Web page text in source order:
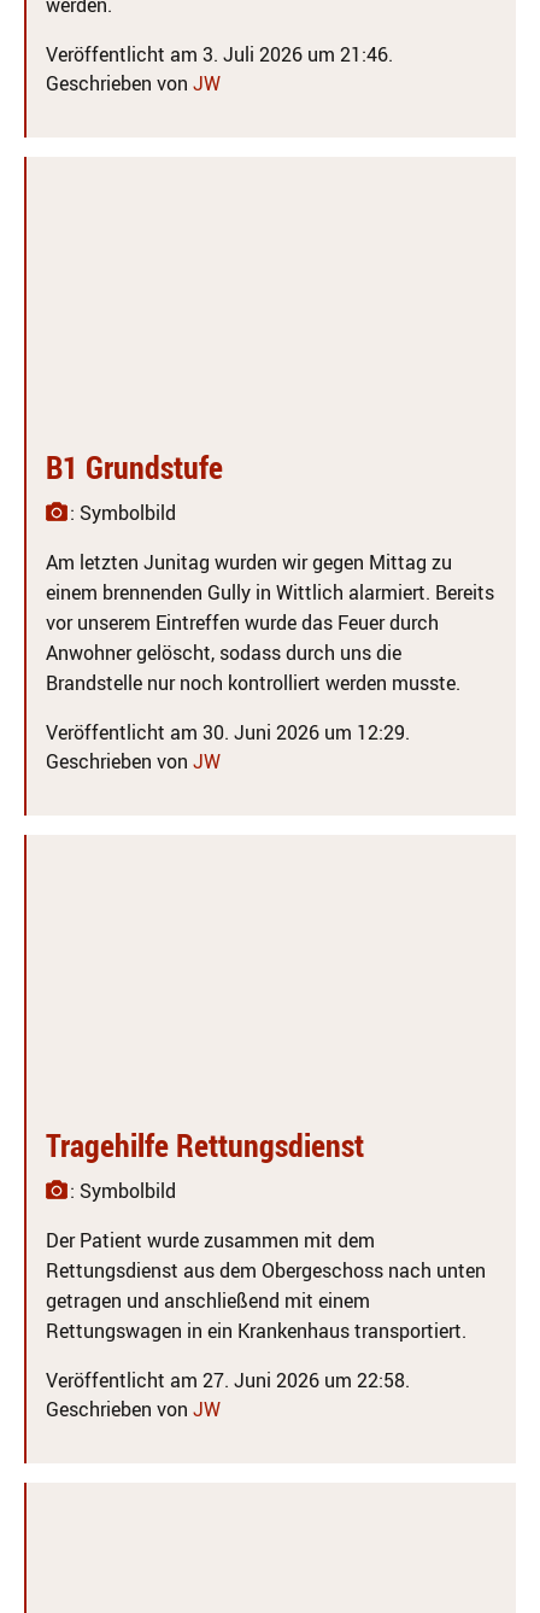
Veröffentlicht am 3. Juli 2026 um 21:46.
Geschrieben von JW
B1 Grundstufe
: Symbolbild
Am letzten Junitag wurden wir gegen Mittag zu
einem brennenden Gully in Wittlich alarmiert. Bereits
vor unserem Eintreffen wurde das Feuer durch
Anwohner gelöscht, sodass durch uns die
Brandstelle nur noch kontrolliert werden musste.
Veröffentlicht am 30. Juni 2026 um 12:29.
Geschrieben von JW
Tragehilfe Rettungsdienst
: Symbolbild
Der Patient wurde zusammen mit dem
Rettungsdienst aus dem Obergeschoss nach unten
getragen und anschließend mit einem
Rettungswagen in ein Krankenhaus transportiert.
Veröffentlicht am 27. Juni 2026 um 22:58.
Geschrieben von JW